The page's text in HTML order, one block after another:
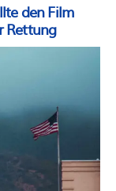
den Film
Rettung